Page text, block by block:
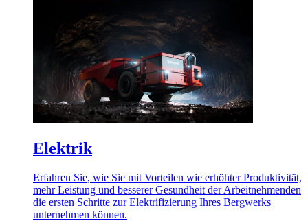
Elektrik
Erfahren Sie, wie Sie mit Vorteilen wie erhöhter Produktivität,
mehr Leistung und besserer Gesundheit der Arbeitnehmenden
die ersten Schritte zur Elektrifizierung Ihres Bergwerks
unternehmen können.